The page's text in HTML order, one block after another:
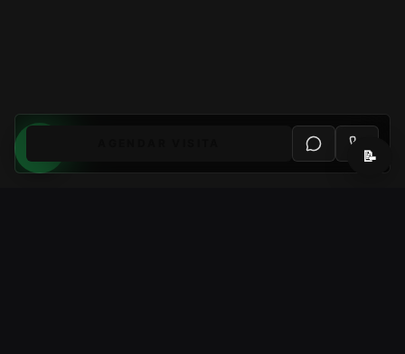
📝